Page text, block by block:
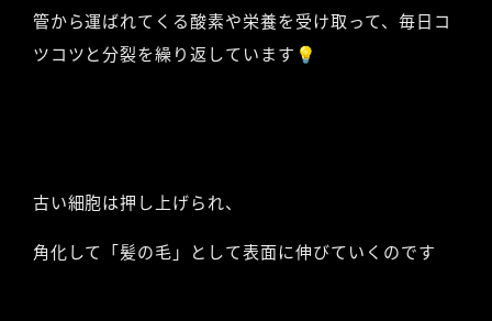
管から運ばれてくる酸素や栄養を受け取って、毎日コ
ツコツと分裂を繰り返しています💡
古い細胞は押し上げられ、
角化して「髪の毛」として表面に伸びていくのです